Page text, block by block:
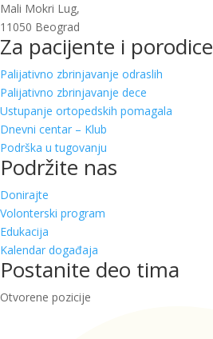
Mali Mokri Lug,
11050 Beograd
Za pacijente i porodice
Palijativno zbrinjavanje odraslih
Palijativno zbrinjavanje dece
Ustupanje ortopedskih pomagala
Dnevni centar – Klub
Podrška u tugovanju
Podržite nas
Donirajte
Volonterski program
Edukacija
Kalendar događaja
Postanite deo tima
Otvorene pozicije